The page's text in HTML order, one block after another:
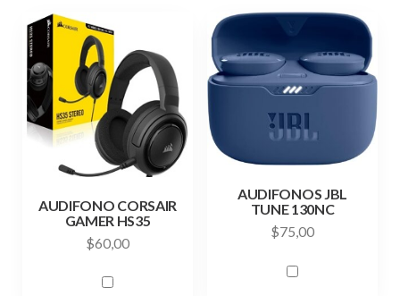
AUDIFONO CORSAIR
GAMER HS35
$60,00
AUDIFONOS JBL
TUNE 130NC
$75,00